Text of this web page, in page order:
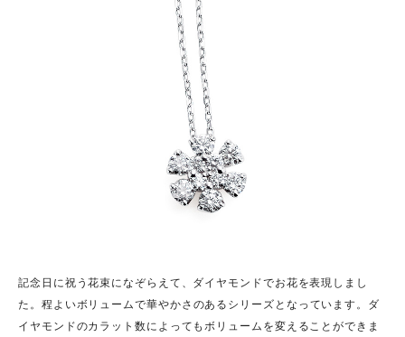
記念日に祝う花束になぞらえて、ダイヤモンドでお花を表現しまし
た。 程よいボリュームで華やかさのあるシリーズとなっています。ダ
イヤモンドのカラット数によってもボリュームを変えることができま